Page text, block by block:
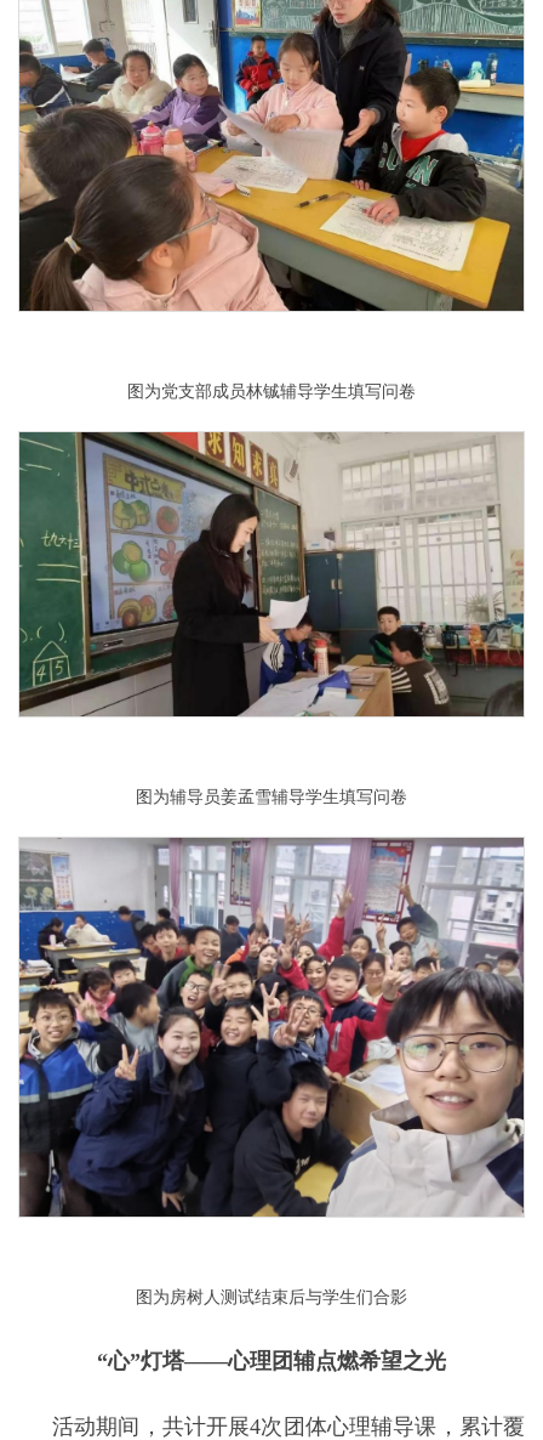
图为党支部成员林铖辅导学生填写问卷
图为辅导员姜孟雪辅导学生填写问卷
图为房树人测试结束后与学生们合影
“心”灯塔——心理团辅点燃希望之光
活动期间，共计开展4次团体心理辅导课，累计覆